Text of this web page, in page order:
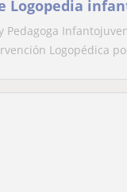
Logopedia
Pedagoga
Logopédica